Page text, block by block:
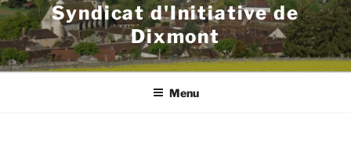
Syndicat d'Initiative de
Dixmont
Menu